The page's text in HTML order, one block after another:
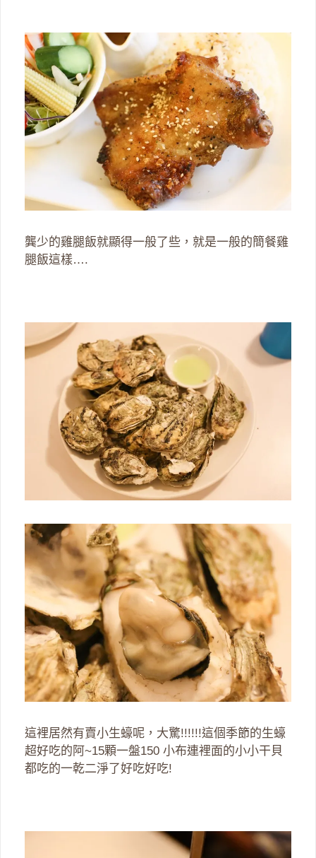
龔少的雞腿飯就顯得一般了些，就是一般的簡餐雞
腿飯這樣….
這裡居然有賣小生蠔呢，大驚!!!!!!這個季節的生蠔
超好吃的阿~15顆一盤150 小布連裡面的小小干貝
都吃的一乾二淨了好吃好吃!